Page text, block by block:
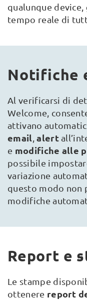
qualunque device,
tempo reale di
Notifiche
Al verificarsi di
Welcome,
attivano
email ,alert
e modifiche alle
possibile
variazione
questo modo non
modifiche
Report e
Le stampe
ottenere report